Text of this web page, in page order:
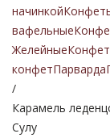
начинкой
вафельные
Желейные
конфетПарварда
/
Карамель
Сулу